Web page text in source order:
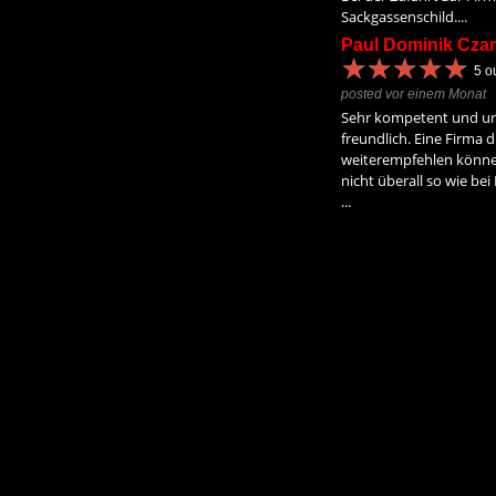
Sackgassenschild....
Paul Dominik
★★★★★
★★★★★ 5
posted vor einem Monat
Sehr kompetent und
freundlich. Eine Firma
weiterempfehlen
nicht überall so wie
...